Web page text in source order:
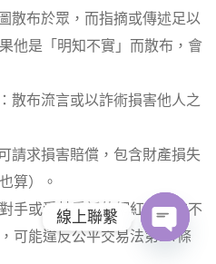
散布於眾，而指摘或傳述足以
他是「明知不實」而散布，會
：散布流言或以詐術損害他人之
請求損害賠償，包含財產損失
算）。
手或受其委託的網紅，散布不
可能違反公平交易法第24條
線上聯繫